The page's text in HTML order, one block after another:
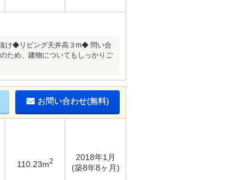
◆リビング天井高３m◆ 問い合
ため、建物についてもしっかりご
お問い合わせ(無料)
110.23m2
2018年1月
(築8年8ヶ月)